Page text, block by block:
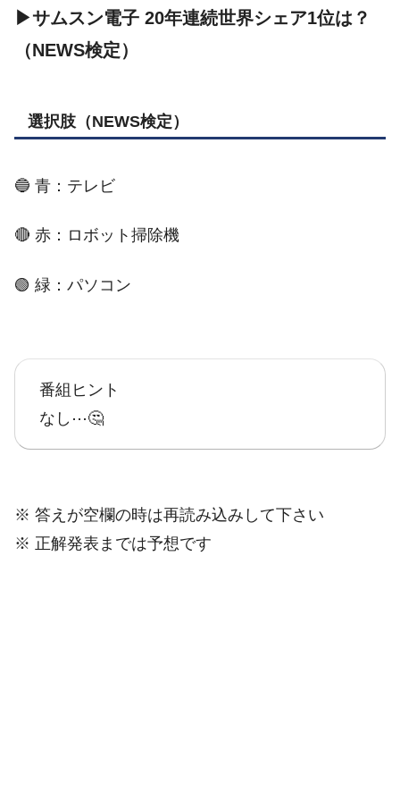
▶サムスン電子 20年連続世界シェア1位は？
（NEWS検定）
選択肢（NEWS検定）
🔵 青：テレビ
🔴 赤：ロボット掃除機
🟢 緑：パソコン
番組ヒント
なし⋯🤔
※ 答えが空欄の時は再読み込みして下さい
※ 正解発表までは予想です